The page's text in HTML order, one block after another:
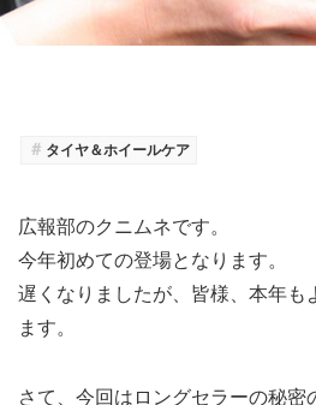
＃ タイヤ＆ホイールケア
広報部のクニムネです。
今年初めての登場となります。
遅くなりましたが、皆様、本年も
ます。
さて、今回はロングセラーの秘密